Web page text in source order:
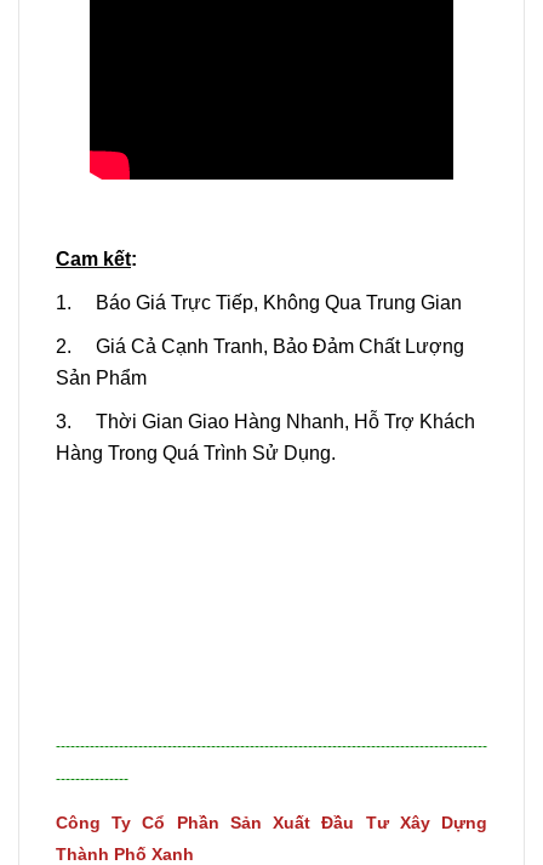
Cam kết:
1. Báo Giá Trực Tiếp, Không Qua Trung Gian
2. Giá Cả Cạnh Tranh, Bảo Đảm Chất Lượng
Sản Phẩm
3. Thời Gian Giao Hàng Nhanh, Hỗ Trợ Khách
Hàng Trong Quá Trình Sử Dụng.
-----------------------------------------------------------------------------------------
---------------
Công Ty Cổ Phần Sản Xuất Đầu Tư Xây Dựng
Thành Phố Xanh